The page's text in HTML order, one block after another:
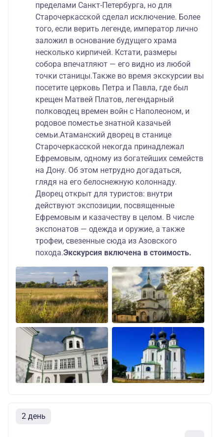
пределами Санкт-Петербурга, но для
Старочеркасской сделал исключение. Более
того, если верить легенде, император лично
заложил в основание будущего храма
несколько кирпичей. Кстати, размеры
собора впечатляют — его видно из любой
точки станицы.Также во время экскурсии вы
посетите церковь Петра и Павла, где был
крещен Матвей Платов, легендарный
полководец времен войн с Наполеоном, и
родовое поместье знатной казачьей
семьи.Атаманский дворец в станице
Старочеркасской некогда принадлежал
Ефремовым, одному из богатейших семейств
на Дону. Об этом нетрудно догадаться,
глядя на его белоснежную колоннаду.
Дворец открыт для туристов: внутри
действуют экспозиции, посвященные
Ефремовым и казачеству в целом. В числе
экспонатов — одежда и оружие, а также
трофеи, свезенные сюда из Азовского
похода.Экскурсия включена в стоимость.
2 день